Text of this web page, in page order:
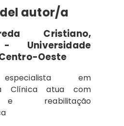
autor/a
Cristiano,
Universidade
Oeste
em
Clínica atua com
e reabilitação